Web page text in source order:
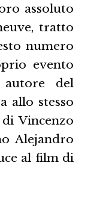
assoluto
tratto
numero
evento
autore del
allo stesso
Vincenzo
Alejandro
al film di